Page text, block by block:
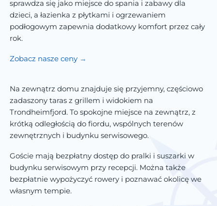
sprawdza się jako miejsce do spania i zabawy dla
dzieci, a łazienka z płytkami i ogrzewaniem
podłogowym zapewnia dodatkowy komfort przez cały
rok.
Zobacz nasze ceny
Na zewnątrz domu znajduje się przyjemny, częściowo
zadaszony taras z grillem i widokiem na
Trondheimfjord. To spokojne miejsce na zewnątrz, z
krótką odległością do fiordu, wspólnych terenów
zewnętrznych i budynku serwisowego.
Goście mają bezpłatny dostęp do pralki i suszarki w
budynku serwisowym przy recepcji. Można także
bezpłatnie wypożyczyć rowery i poznawać okolicę we
własnym tempie.